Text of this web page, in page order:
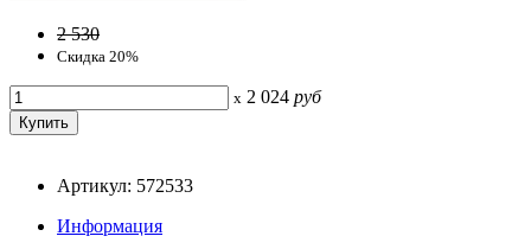
2 530
Скидка 20%
x 2 024 руб
Артикул: 572533
Информация